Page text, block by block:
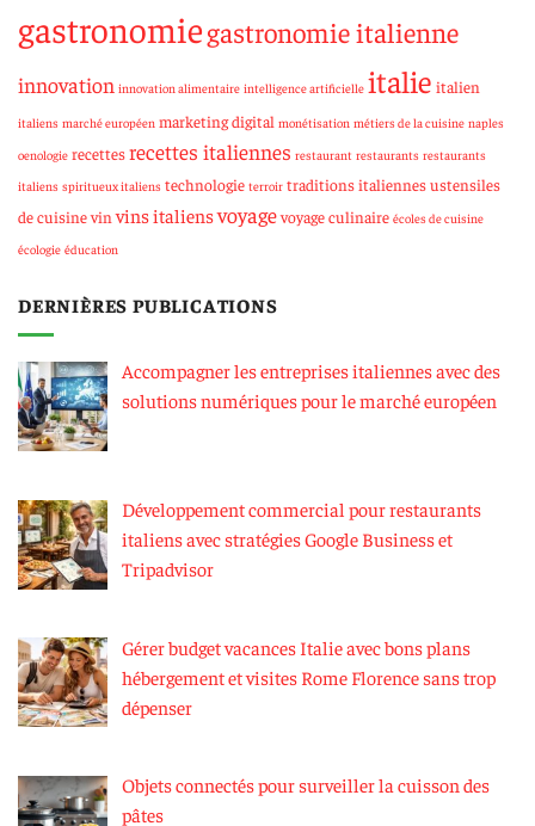
gastronomiegastronomie italienne
innovation innovation alimentaire intelligence artificielle italie italien
italiens marché européen marketing digital monétisation métiers de la cuisine naples
oenologie recettesrecettes italiennes restaurant restaurants restaurants
italiens spiritueux italiens technologie terroir traditions italiennesustensiles
de cuisinevinvins italiensvoyagevoyage culinaire écoles de cuisine
écologie éducation
DERNIÈRES PUBLICATIONS
Accompagner les entreprises italiennes avec des
solutions numériques pour le marché européen
Développement commercial pour restaurants
italiens avec stratégies Google Business et
Tripadvisor
Gérer budget vacances Italie avec bons plans
hébergement et visites Rome Florence sans trop
dépenser
Objets connectés pour surveiller la cuisson des
pâtes